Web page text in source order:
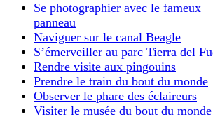
Se photographier avec le fameux
panneau
Naviguer sur le canal Beagle
S’émerveiller au parc Tierra del
Rendre visite aux pingouins
Prendre le train du bout du monde
Observer le phare des éclaireurs
Visiter le musée du bout du monde